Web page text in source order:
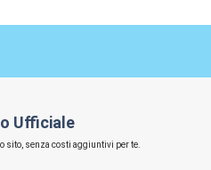
Ufficiale
senza costi aggiuntivi per te.